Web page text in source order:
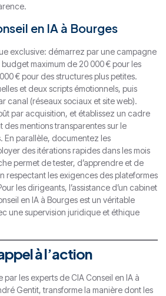
en IA à Bourges
exclusive: démarrez par une campagne
maximum de 20 000 € pour les
€ pour des structures plus petites.
et deux scripts émotionnels, puis
canal (réseaux sociaux et site web).
par acquisition, et établissez un cadre
mentions transparentes sur le
En parallèle, documentez les
des itérations rapides dans les mois
permet de tester, d’apprendre et de
respectant les exigences des plateformes
les dirigeants, l’assistance d’un cabinet
en IA à Bourges est un véritable
une supervision juridique et éthique
à l’action
les experts de CIA Conseil en IA à
Gentit, transforme la manière dont les